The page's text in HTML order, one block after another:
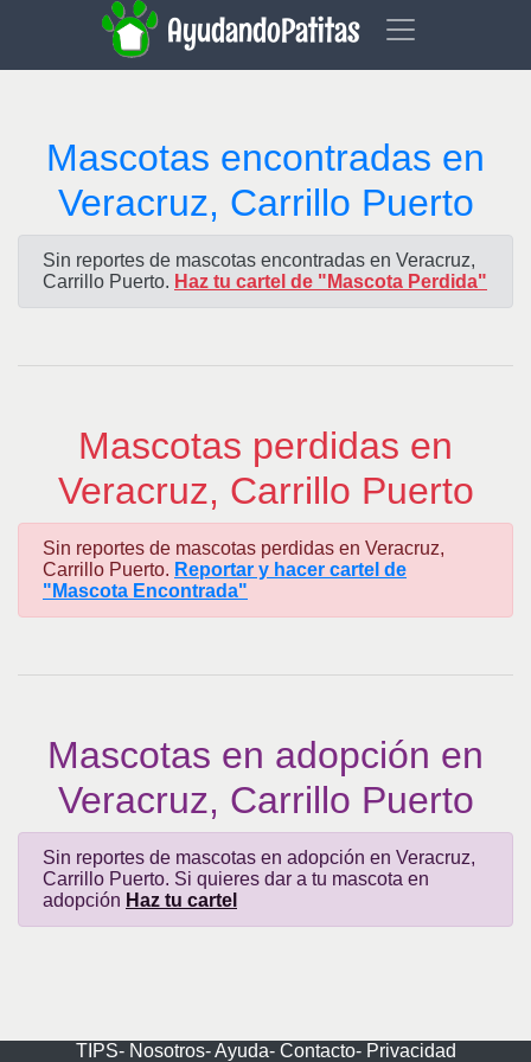
AyudandoPatitas
Mascotas encontradas en
Veracruz, Carrillo Puerto
Sin reportes de mascotas encontradas en Veracruz,
Carrillo Puerto. Haz tu cartel de "Mascota Perdida"
Mascotas perdidas en
Veracruz, Carrillo Puerto
Sin reportes de mascotas perdidas en Veracruz,
Carrillo Puerto. Reportar y hacer cartel de
"Mascota Encontrada"
Mascotas en adopción en
Veracruz, Carrillo Puerto
Sin reportes de mascotas en adopción en Veracruz,
Carrillo Puerto. Si quieres dar a tu mascota en
adopción Haz tu cartel
TIPS- Nosotros-Ayuda- Contacto- Privacidad